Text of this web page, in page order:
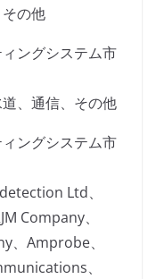
の他
ングシステム市
、通信、その他
ングシステム市
Ltd、
Company、
Amprobe、
、